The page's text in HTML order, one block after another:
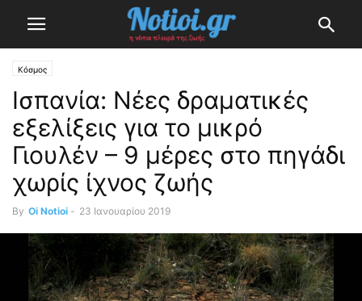
Κόσμος
Ισπανία: Νέες δραματικές
εξελίξεις για το μικρό
Γιουλέν – 9 μέρες στο πηγάδι
χωρίς ίχνος ζωής
By Oi Notioi - 23 Ιανουαρίου 2019